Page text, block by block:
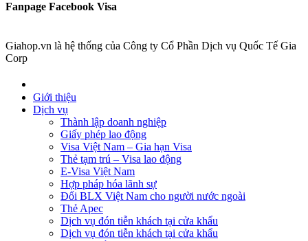
Fanpage Facebook Visa
Giahop.vn là hệ thống của Công ty Cổ Phần Dịch vụ Quốc Tế Gia
Corp
Giới thiệu
Dịch vụ
Thành lập doanh nghiệp
Giấy phép lao động
Visa Việt Nam – Gia hạn Visa
Thẻ tạm trú – Visa lao động
E-Visa Việt Nam
Hợp pháp hóa lãnh sự
Đổi BLX Việt Nam cho người nước ngoài
Thẻ Apec
Dịch vụ đón tiễn khách tại cửa khẩu
Dịch vụ đón tiễn khách tại cửa khẩu